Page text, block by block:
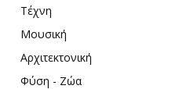
Τέχνη
Μουσική
Αρχιτεκτονική
Φύση - Ζώα